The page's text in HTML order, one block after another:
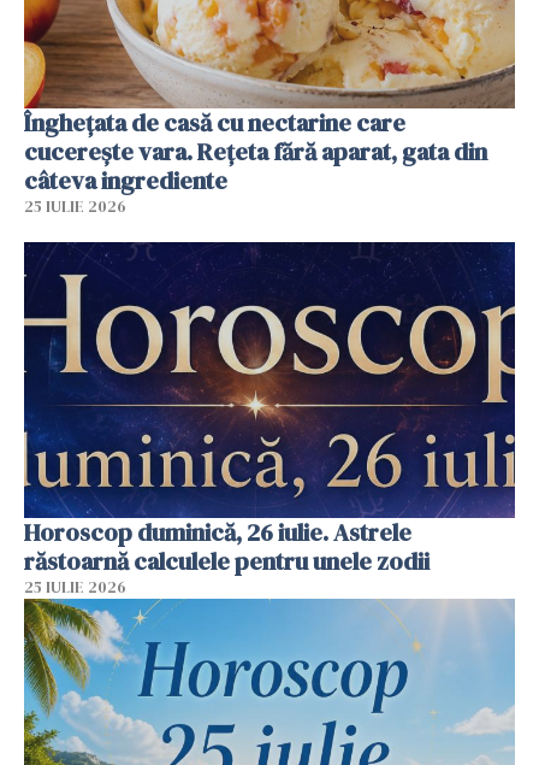
Înghețata de casă cu nectarine care
cucerește vara. Rețeta fără aparat, gata din
câteva ingrediente
25 IULIE 2026
Horoscop duminică, 26 iulie. Astrele
răstoarnă calculele pentru unele zodii
25 IULIE 2026